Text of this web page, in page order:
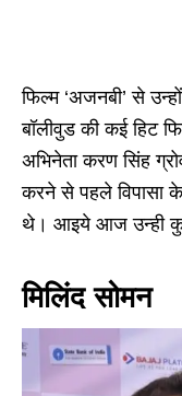
फिल्म ‘अजनबी’ से
बॉलीवुड की कई हिट
अभिनेता करण सिंह
करने से पहले
थे। आइये आज उन्ही
मिलिंद सोमन